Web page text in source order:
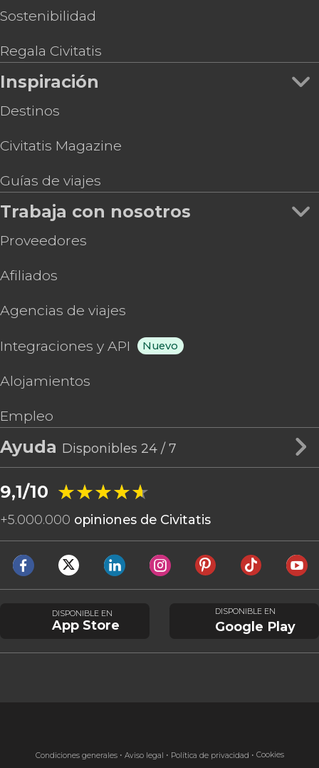
Sostenibilidad
Regala Civitatis
Inspiración
Destinos
Civitatis Magazine
Guías de viajes
Trabaja con nosotros
Proveedores
Afiliados
Agencias de viajes
Integraciones y API Nuevo
Alojamientos
Empleo
Ayuda Disponibles 24 / 7
9,1/10 ★★★★★
★★★★★
+5.000.000 opiniones de Civitatis
DISPONIBLE EN
App Store
DISPONIBLE EN
Google Play
Condiciones generales Aviso legal Política de privacidad Cookies